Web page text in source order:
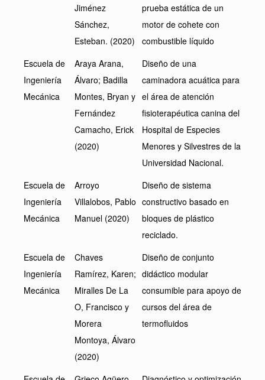
Jiménez
Sánchez,
Esteban. (2020)
prueba estática de un
motor de cohete con
combustible líquido
Escuela de
Ingeniería
Mecánica
Araya Arana,
Álvaro; Badilla
Montes, Bryan y
Fernández
Camacho, Erick
(2020)
Diseño de una
caminadora acuática para
el área de atención
fisioterapéutica canina del
Hospital de Especies
Menores y Silvestres de la
Universidad Nacional.
Escuela de
Ingeniería
Mecánica
Arroyo
Villalobos, Pablo
Manuel (2020)
Diseño de sistema
constructivo basado en
bloques de plástico
reciclado.
Escuela de
Ingeniería
Mecánica
Chaves
Ramírez, Karen;
Miralles De La
O, Francisco y
Morera
Montoya, Álvaro
(2020)
Diseño de conjunto
didáctico modular
consumible para apoyo de
cursos del área de
termofluidos